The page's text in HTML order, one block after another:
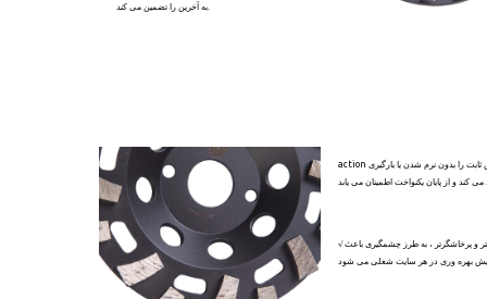
به آخرین را تضمین می کند.
action یک عمل برش ثابت را بدون نرم شدن یا بارگیری
√ سنگ زنی سریعتر و پرخاشگرتر ، به طرز چشمگیری باعث